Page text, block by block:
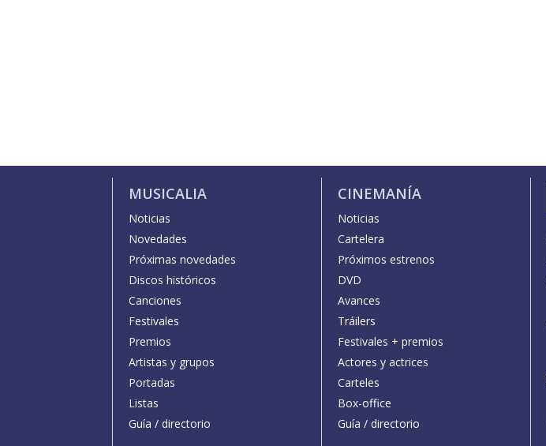
MUSICALIA
Noticias
Novedades
Próximas novedades
Discos históricos
Canciones
Festivales
Premios
Artistas y grupos
Portadas
Listas
Guía / directorio
CINEMANÍA
Noticias
Cartelera
Próximos estrenos
DVD
Avances
Tráilers
Festivales + premios
Actores y actrices
Carteles
Box-office
Guía / directorio